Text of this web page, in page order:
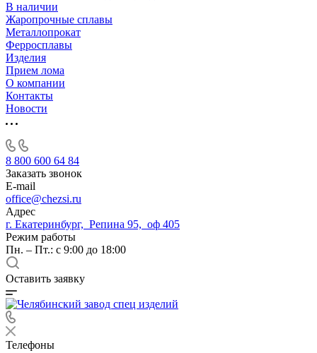
В наличии
Жаропрочные сплавы
Металлопрокат
Ферросплавы
Изделия
Прием лома
О компании
Контакты
Новости
8 800 600 64 84
Заказать звонок
E-mail
office@chezsi.ru
Адрес
г. Екатеринбург, Репина 95, оф 405
Режим работы
Пн. – Пт.: с 9:00 до 18:00
Оставить заявку
Телефоны